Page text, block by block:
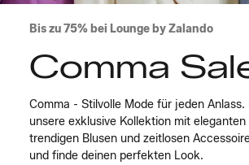
Bis zu 75% bei Lounge by Zalando
Comma
Comma - Stilvolle Mode für jeden
unsere exklusive Kollektion mit eleganten
trendigen Blusen und zeitlosen
und finde deinen perfekten Look.